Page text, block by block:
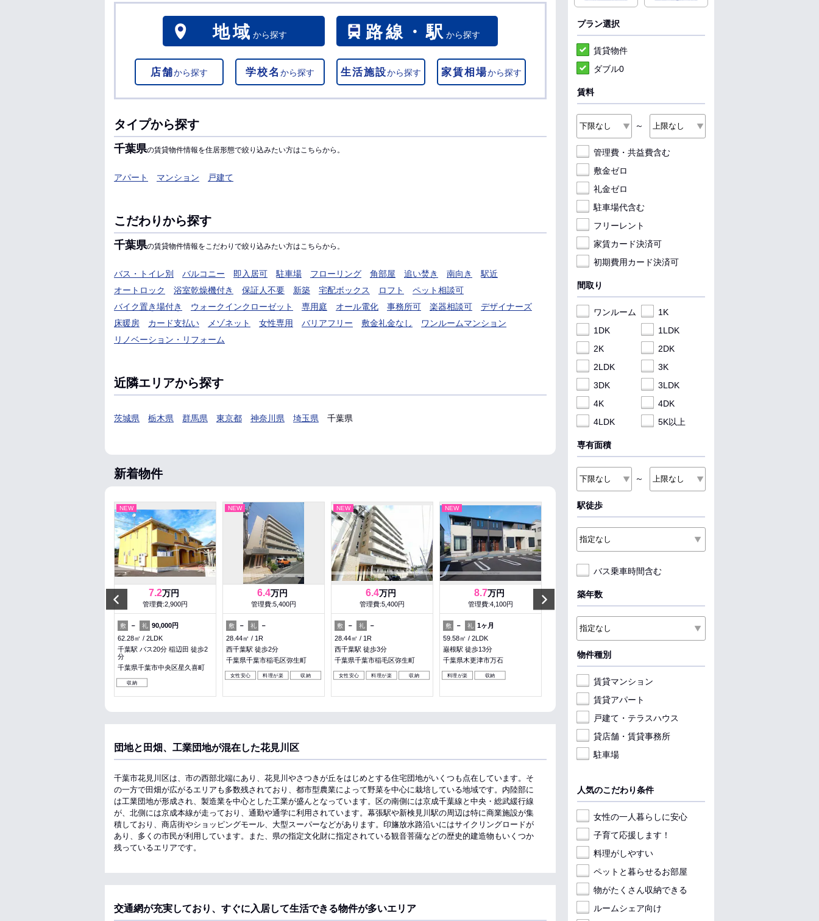
地域 から探す 路線・駅から探す
店舗から探す 学校名 から探す 生活施設から探す 家賃相場から探す
タイプから探す
千葉県の賃貸物件情報を住居形態で絞り込みたい方はこちらから。
アパート マンション 戸建て
こだわりから探す
千葉県の賃貸物件情報をこだわりで絞り込みたい方はこちらから。
バス・トイレ別 バルコニー 即入居可 駐車場 フローリング 角部屋 追い焚き 南向き
駅近
オートロック
浴室乾燥機付き 保証人不要 新築 宅配ボックス ロフト
ペット相談可
バイク置き場付き
ウォークインクローゼット 専用庭 オール電化 事務所可 楽器相談可
デザイナーズ
床暖房
カード支払い メゾネット 女性専用 バリアフリー 敷金礼金なし
ワンルームマンション
リノベーション・リフォーム
近隣エリアから探す
茨城県 栃木県 群馬県 東京都 神奈川県 埼玉県 千葉県
新着物件
Previous
NEW
7.2万円
管理費:2,900円
敷 － 礼 90,000円
62.28㎡
2LDK
千葉駅 バス20分 稲辺田 徒歩2
分
千葉県千葉市中央区星久喜町
収納
NEW
6.4万円
管理費:5,400円
敷 － 礼
－
28.44㎡
1R
西千葉駅 徒歩2分
千葉県千葉市稲毛区弥生町
女性安心 料理が楽 収納
NEW
6.4万円
管理費:5,400円
敷 － 礼
－
28.44㎡
1R
西千葉駅 徒歩3分
千葉県千葉市稲毛区弥生町
女性安心 料理が楽 収納
NEW
8.7万円
管理費:4,100円
敷 － 礼 1ヶ月
59.58㎡
2LDK
巌根駅 徒歩13分
千葉県木更津市万石
料理が楽 収納
5.5万円
管理費:2,300円
礼 1ヶ月
川間駅 バス17分 関宿中央ター
ミナル 徒歩8分
千葉県野田市木間ケ瀬
管理費:2,300円
2ヶ月
団地と田畑、工業団地が混在した花見川区
千葉市花見川区は、市の西部北端にあり、花見川やさつきが丘をはじめとする住宅団地がいくつも点在しています。そ
の一方で田畑が広がるエリアも多数残されており、都市型農業によって野菜を中心に栽培している地域です。内陸部に
は工業団地が形成され、製造業を中心とした工業が盛んとなっています。区の南側には京成千葉線と中央・総武緩行線
が、北側には京成本線が走っており、通勤や通学に利用されています。幕張駅や新検見川駅の周辺は特に商業施設が集
積しており、商店街やショッピングモール、大型スーパーなどがあります。印旛放水路沿いにはサイクリングロードが
あり、多くの市民が利用しています。また、県の指定文化財に指定されている観音菩薩などの歴史的建造物もいくつか
残っているエリアです。
交通網が充実しており、すぐに入居して生活できる物件が多いエリア
プラン選択
賃貸物件
ダブル0
賃料
～
管理費・共益費含む
敷金ゼロ
礼金ゼロ
駐車場代含む
フリーレント
家賃カード決済可
初期費用カード決済可
間取り
ワンルーム
1K
1DK
1LDK
2K
2DK
2LDK
3K
3DK
3LDK
4K
4DK
4LDK
5K以上
専有面積
～
駅徒歩
バス乗車時間含む
築年数
物件種別
賃貸マンション
賃貸アパート
戸建て・テラスハウス
貸店舗・賃貸事務所
駐車場
人気のこだわり条件
女性の一人暮らしに安心
子育て応援します！
料理がしやすい
ペットと暮らせるお部屋
物がたくさん収納できる
ルームシェア向け